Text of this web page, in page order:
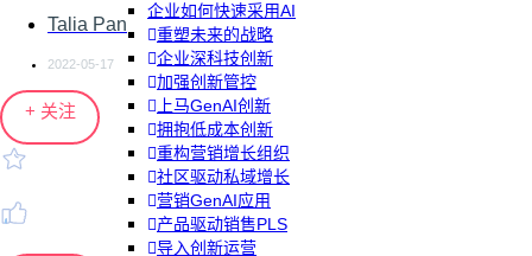
企业如何快速采用AI
重塑未来的战略
企业深科技创新
加强创新管控
上马GenAI创新
拥抱低成本创新
重构营销增长组织
社区驱动私域增长
营销GenAI应用
产品驱动销售PLS
导入创新运营
Talia Pan
2022-05-17
+ 关注